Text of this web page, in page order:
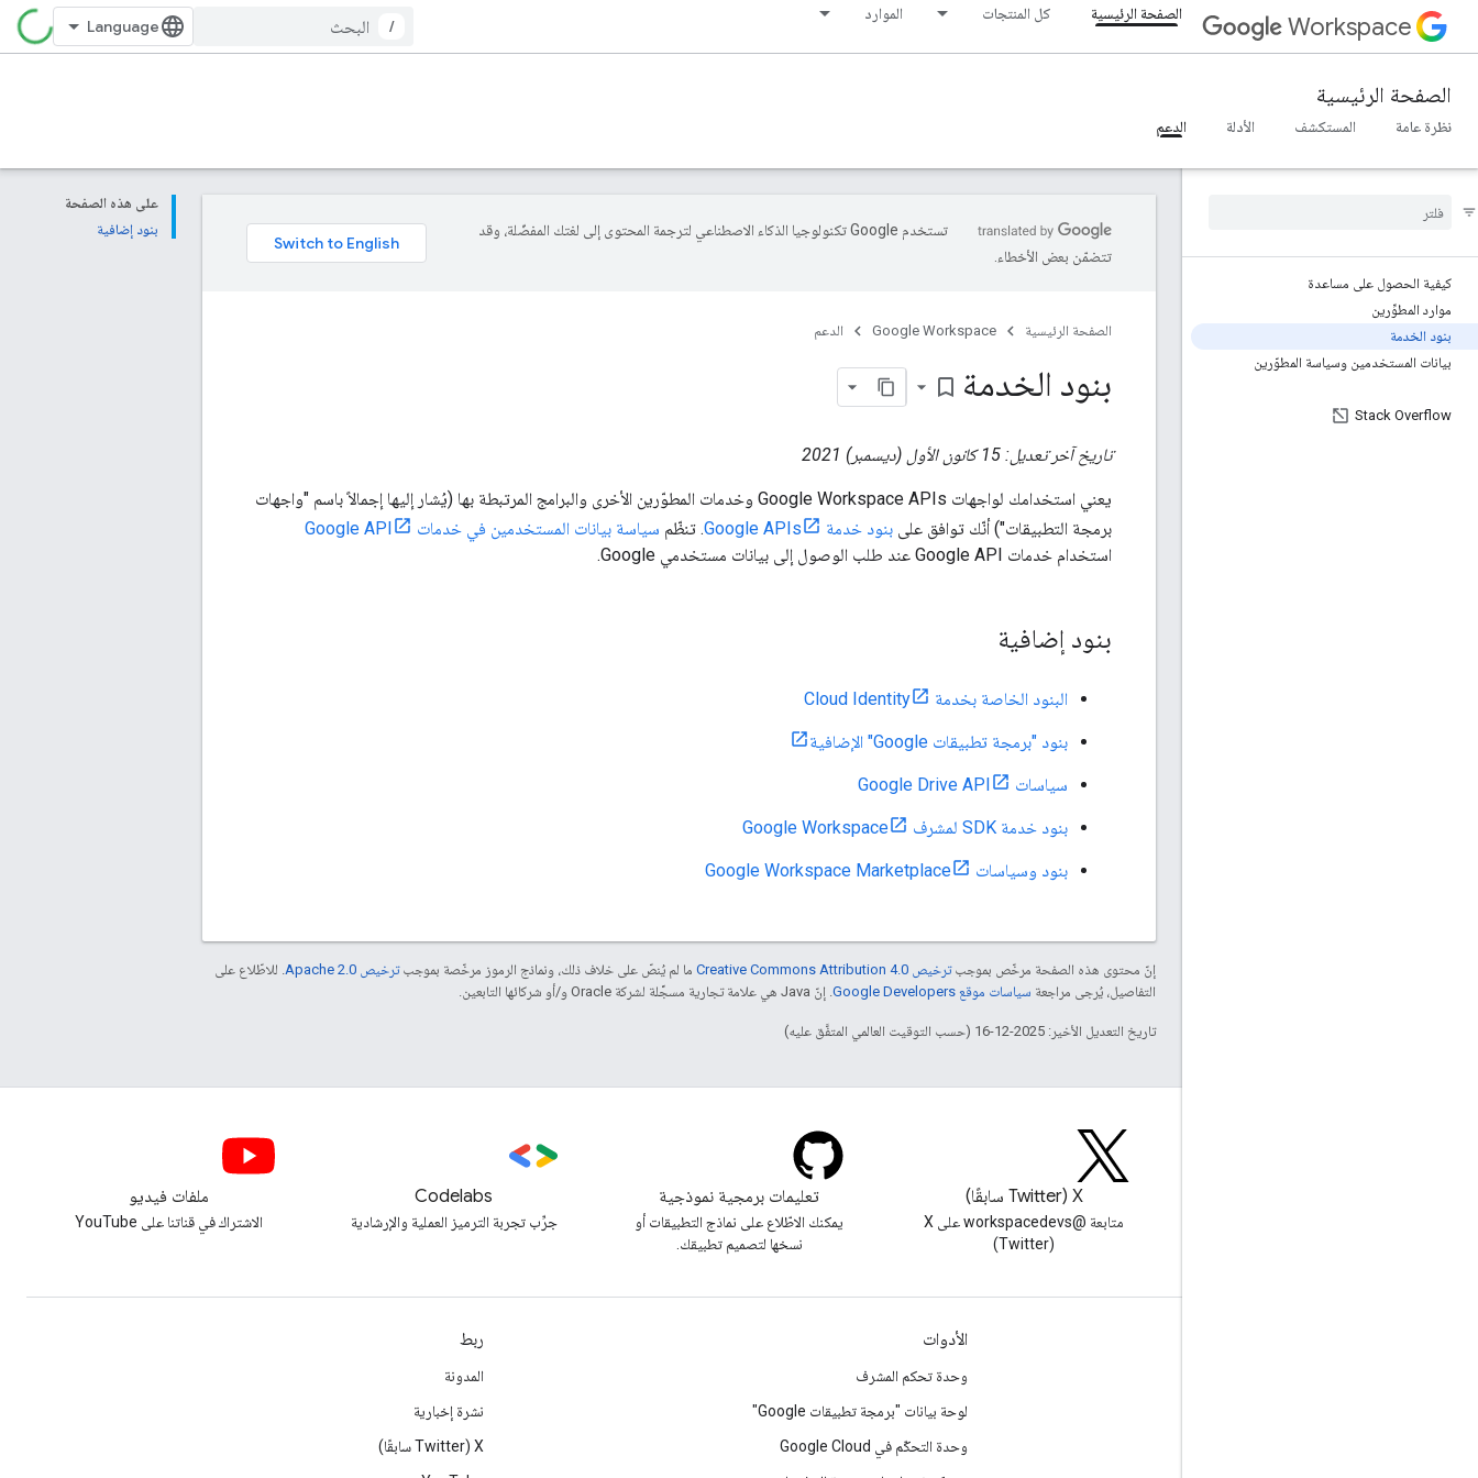
Workspace الصفحة الرئيسية كل المنتجات الموارد
/
الصفحة الرئيسية
نظرة عامة المستكشف الأدلة الدعم
كيفية الحصول على مساعدة
موارد المطوِّرين
بنود الخدمة
بيانات المستخدمين وسياسة المطوّرين
Stack Overflow
على هذه الصفحة
بنود إضافية
تستخدم Google تكنولوجيا الذكاء الاصطناعي لترجمة المحتوى إلى لغتك المفضّلة، وقد
تتضمّن بعض الأخطاء.
الصفحة الرئيسية Google Workspace الدعم
بنود الخدمة bookmark_border
تاريخ آخر تعديل: 15 كانون الأول (ديسمبر) 2021
يعني استخدامك لواجهات Google Workspace APIs وخدمات المطوّرين الأخرى والبرامج المرتبطة بها (يُشار إليها إجمالاً باسم "واجهات
برمجة التطبيقات") أنّك توافق على بنود خدمة Google APIs . تنظّم سياسة بيانات المستخدمين في خدمات Google API
استخدام خدمات Google API عند طلب الوصول إلى بيانات مستخدمي Google.
بنود إضافية
البنود الخاصة بخدمة Cloud Identity
بنود "برمجة تطبيقات Google" الإضافية
سياسات Google Drive API
بنود خدمة SDK لمشرف Google Workspace
بنود وسياسات Google Workspace Marketplace
إنّ محتوى هذه الصفحة مرخّص بموجبترخيص Creative Commons Attribution 4.0‏ ما لم يُنصّ على خلاف ذلك، ونماذج الرموز مرخّصة بموجبترخيص Apache 2.0‏
. للاطّلاع على
التفاصيل، يُرجى مراجعة سياسات موقع Google Developers‏ . إنّ Java هي علامة تجارية مسجَّلة لشركة Oracle و/أو شركائها التابعين.
تاريخ التعديل الأخير: 2025-12-16 (حسب التوقيت العالمي المتفَّق عليه)
‫X ‏(Twitter سابقًا)
متابعة @workspacedevs على X
(Twitter)
تعليمات برمجية نموذجية
يمكنك الاطّلاع على نماذج التطبيقات أو
نسخها لتصميم تطبيقك.
Codelabs
جرِّب تجربة الترميز العملية والإرشادية
ملفات فيديو
الاشتراك في قناتنا على YouTube
الأدوات
وحدة تحكم المشرف
لوحة بيانات "برمجة تطبيقات Google"
وحدة التحكّم في Google Cloud
ربط
المدونة
نشرة إخبارية
‫X ‏(Twitter سابقًا)